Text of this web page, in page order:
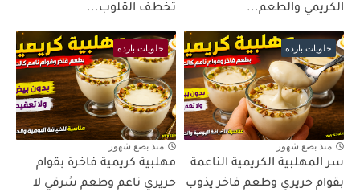
الكريمي والطعم...
تخطف القلوب...
حلويات باردة
منذ بضع شهور
سر المهلبية الكريمية الناعمة
بقوام حريري وطعم فاخر يذوب
حلويات باردة
منذ بضع شهور
مهلبية كريمية فاخرة بقوام
حريري ناعم وطعم شرقي لا